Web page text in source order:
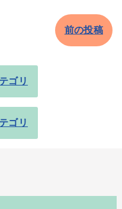
前の投稿
ゴリ
ゴリ